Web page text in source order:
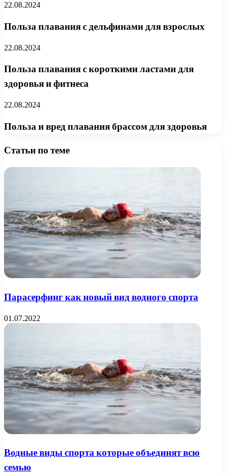
22.08.2024
Польза плавания с дельфинами для взрослых
22.08.2024
Польза плавания с короткими ластами для
здоровья и фитнеса
22.08.2024
Польза и вред плавания брассом для здоровья
Статьи по теме
Парасерфинг как новый вид водного спорта
01.07.2022
Водные виды спорта которые объединят всю
семью